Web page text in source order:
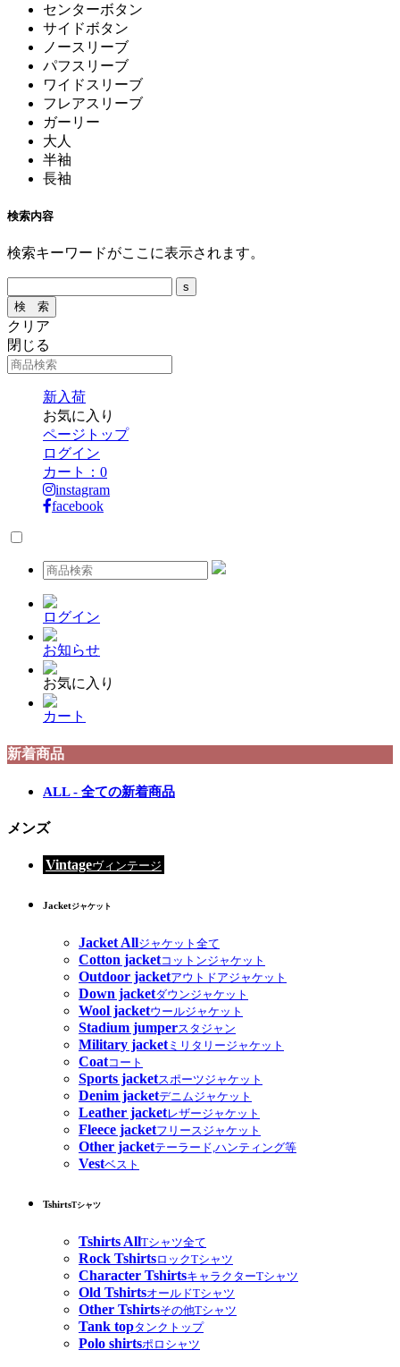
センターボタン
サイドボタン
ノースリーブ
パフスリーブ
ワイドスリーブ
フレアスリーブ
ガーリー
大人
半袖
長袖
検索内容
検索キーワードがここに表示されます。
クリア
閉じる
新入荷
お気に入り
ページトップ
ログイン
カート： 0
instagram
facebook
ログイン
お知らせ
お気に入り
カート
新着商品
ALL - 全ての新着商品
メンズ
Vintageヴィンテージ
Jacketジャケット
Jacket Allジャケット全て
Cotton jacketコットンジャケット
Outdoor jacketアウトドアジャケット
Down jacketダウンジャケット
Wool jacketウールジャケット
Stadium jumperスタジャン
Military jacketミリタリージャケット
Coatコート
Sports jacketスポーツジャケット
Denim jacketデニムジャケット
Leather jacketレザージャケット
Fleece jacketフリースジャケット
Other jacketテーラード,ハンティング等
Vestベスト
TshirtsTシャツ
Tshirts AllTシャツ全て
Rock TshirtsロックTシャツ
Character TshirtsキャラクターTシャツ
Old TshirtsオールドTシャツ
Other Tshirtsその他Tシャツ
Tank topタンクトップ
Polo shirtsポロシャツ